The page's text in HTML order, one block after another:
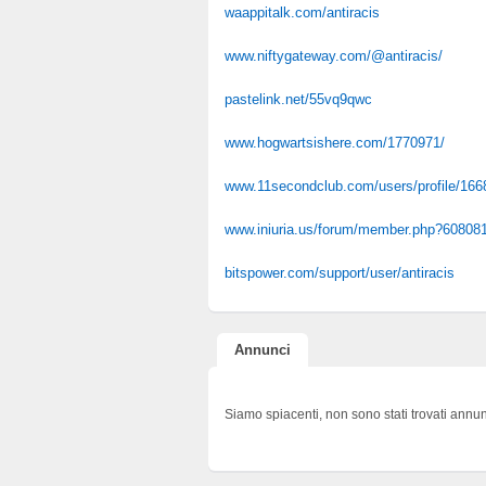
waappitalk.com/antiracis
www.niftygateway.com/@antiracis/
pastelink.net/55vq9qwc
www.hogwartsishere.com/1770971/
www.11secondclub.com/users/profile/
www.iniuria.us/forum/
bitspower.com/support/user/antiracis
Annunci
Siamo spiacenti, non sono stati trovati